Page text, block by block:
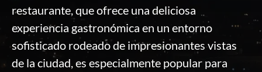
restaurante, que ofrece una deliciosa
experiencia gastronómica en un entorno
sofisticado rodeado de impresionantes vistas
de la ciudad, es especialmente popular para